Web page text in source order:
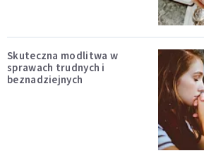
Skuteczna modlitwa w
sprawach trudnych i
beznadziejnych